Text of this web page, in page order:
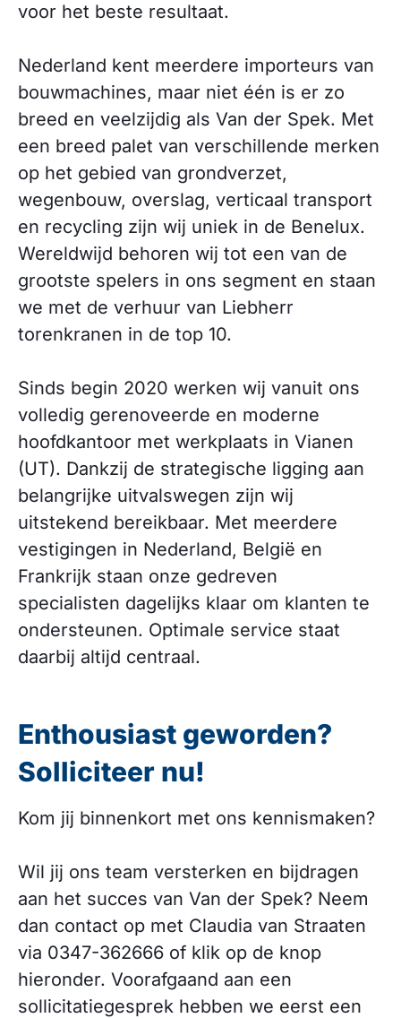
voor het beste resultaat.
Nederland kent meerdere importeurs van
bouwmachines, maar niet één is er zo
breed en veelzijdig als Van der Spek. Met
een breed palet van verschillende merken
op het gebied van grondverzet,
wegenbouw, overslag, verticaal transport
en recycling zijn wij uniek in de Benelux.
Wereldwijd behoren wij tot een van de
grootste spelers in ons segment en staan
we met de verhuur van Liebherr
torenkranen in de top 10.
Sinds begin 2020 werken wij vanuit ons
volledig gerenoveerde en moderne
hoofdkantoor met werkplaats in Vianen
(UT). Dankzij de strategische ligging aan
belangrijke uitvalswegen zijn wij
uitstekend bereikbaar. Met meerdere
vestigingen in Nederland, België en
Frankrijk staan onze gedreven
specialisten dagelijks klaar om klanten te
ondersteunen. Optimale service staat
daarbij altijd centraal.
Enthousiast geworden?
Solliciteer nu!
Kom jij binnenkort met ons kennismaken?
Wil jij ons team versterken en bijdragen
aan het succes van Van der Spek? Neem
dan contact op met Claudia van Straaten
via 0347-362666 of klik op de knop
hieronder. Voorafgaand aan een
sollicitatiegesprek hebben we eerst een